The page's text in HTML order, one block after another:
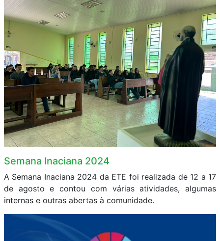
Semana Inaciana 2024
A Semana Inaciana 2024 da ETE foi realizada de 12 a 17
de agosto e contou com várias atividades, algumas
internas e outras abertas à comunidade.